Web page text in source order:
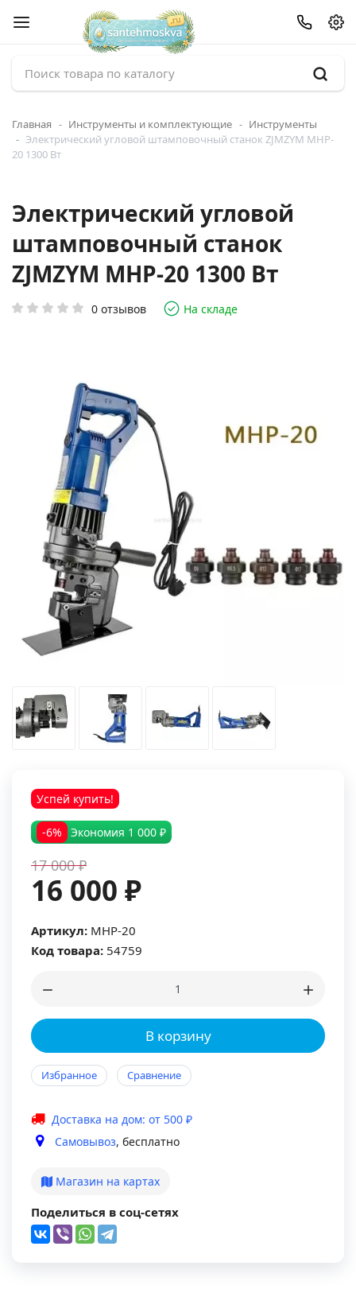
Главная Инструменты и комплектующие
Инструменты
Электрический угловой штамповочный станок ZJMZYM MHP-
20 1300 Вт
Электрический угловой
штамповочный станок
ZJMZYM MHP-20 1300 Вт
0 отзывов На складе
Успей купить!
-6% Экономия 1 000 ₽
17 000 ₽
16 000 ₽
Артикул: MHP-20
Код товара: 54759
В корзину
Избранное Сравнение
Доставка на дом: от 500 ₽
Самовывоз, бесплатно
Магазин на картах
Поделиться в соц-сетях